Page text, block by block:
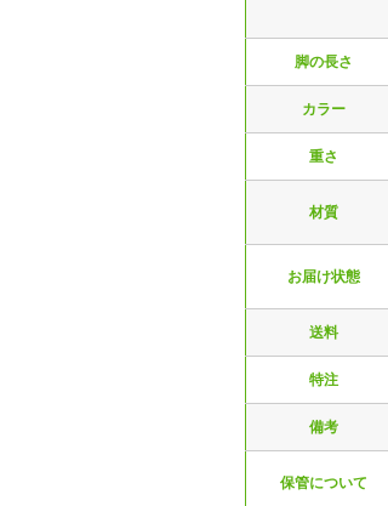
脚の長さ
カラー
重さ
材質
お届け状態
送料
特注
備考
保管について